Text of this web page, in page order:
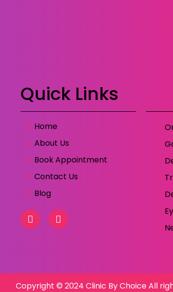
Quick Links
Home
About Us
Book Appointment
Contact Us
Blog
Copyright © 2024 Clinic By Choice All